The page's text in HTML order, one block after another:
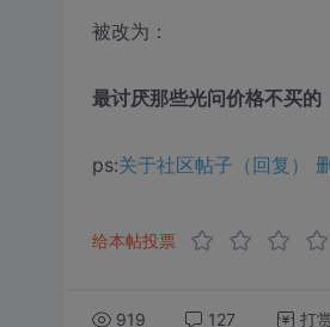
被改为：
最讨厌那些光问价格不买的
ps:关于社区帖子（回复）
给本帖投票
919 127 打